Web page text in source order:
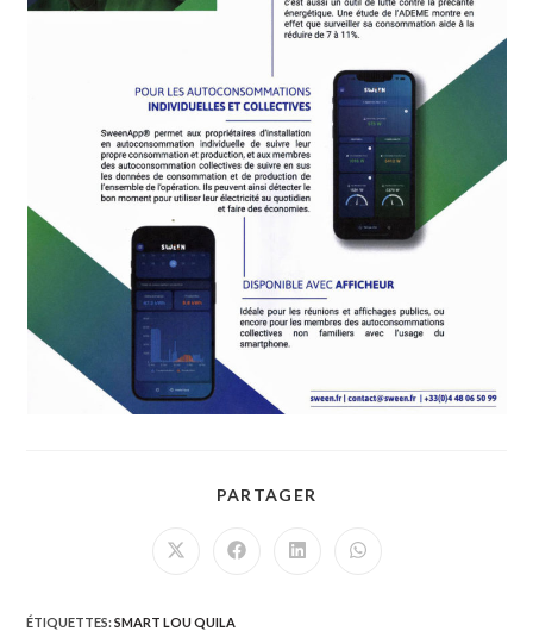
PARTAGER
Ouvrir
fenêtre
Ouvrir
fenêtre
Ouvrir
Ouvrir
ÉTIQUETTES:SMART LOU QUILA